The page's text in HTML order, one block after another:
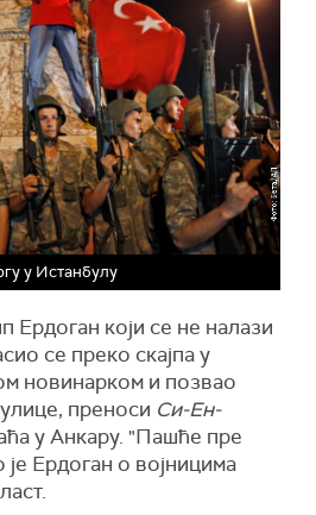
у Истанбулу
Ердоган који се не налази
се преко скајпа у
новинарком и позвао
преноси Си-Ен-
у Анкару. "Пашће пре
је Ердоган о војницима